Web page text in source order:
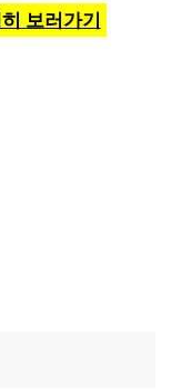
보러가기